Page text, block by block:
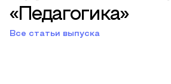
«Педагогика»
Все статьи выпуска